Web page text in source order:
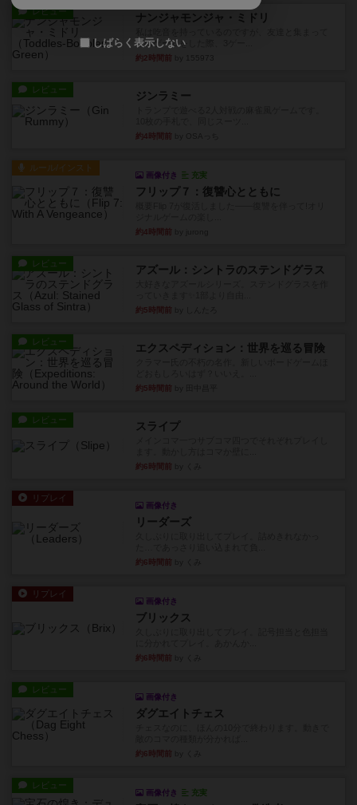
レビュー ナンジャモンジャ・ミドリ
このゲームをした際、3ゲー...
約2時間前
レビュー ジンラミー
約4時間前
ルール/インスト
画像付き 充実
フリップ７：復讐心とともに
約4時間前
レビュー アズール：シントラのステンドグラス
約5時間前
レビュー エクスペディション：世界を巡る冒険
約5時間前
レビュー スライプ
約6時間前
リプレイ
画像付き
リーダーズ
約6時間前
リプレイ
画像付き
ブリックス
約6時間前
レビュー
画像付き
ダグエイトチェス
約6時間前
レビュー
画像付き 充実
しばらく表示しない